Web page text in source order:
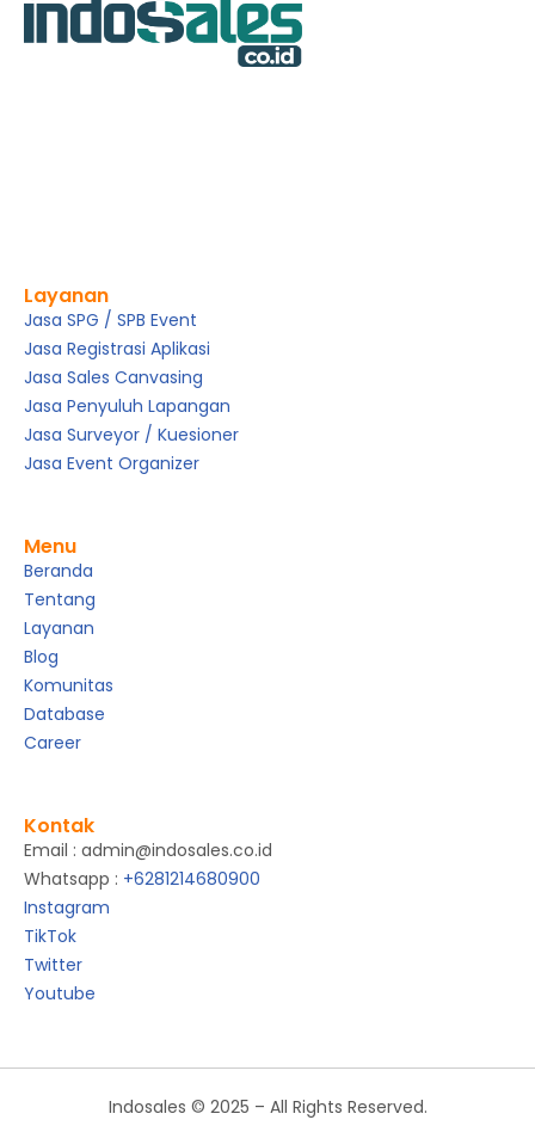
Layanan
Jasa SPG / SPB Event
Jasa Registrasi Aplikasi
Jasa Sales Canvasing
Jasa Penyuluh Lapangan
Jasa Surveyor / Kuesioner
Jasa Event Organizer
Menu
Beranda
Tentang
Layanan
Blog
Komunitas
Database
Career
Kontak
Email : admin@indosales.co.id
Whatsapp : +6281214680900
Instagram
TikTok
Twitter
Youtube
Indosales © 2025 – All Rights Reserved.